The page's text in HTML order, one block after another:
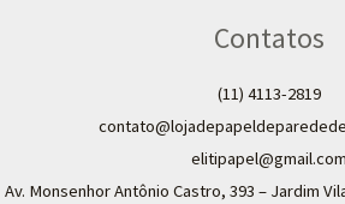
Contatos
(11) 4113-2819
elitipapel@gmail.com​
Av. Monsenhor Antônio Castro, 393 – Jardim